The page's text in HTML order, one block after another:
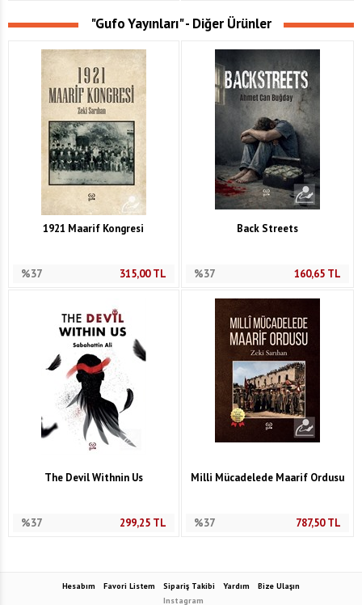
"Gufo Yayınları" - Diğer Ürünler
1921 Maarif Kongresi
%37 315,00TL
Back Streets
%37 160,65 TL
The Devil Withnin Us
%37 299,25TL
Milli Mücadelede Maarif Ordusu
%37 787,50TL
Hesabım Favori Listem Sipariş Takibi Yardım
Bize Ulaşın
Instagram